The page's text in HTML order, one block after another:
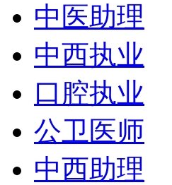
中医助理
中西执业
口腔执业
公卫医师
中西助理